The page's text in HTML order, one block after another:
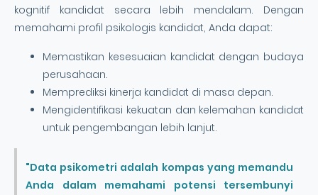
kognitif kandidat secara lebih mendalam. Dengan
memahami profil psikologis kandidat, Anda dapat:
Memastikan kesesuaian kandidat dengan budaya
perusahaan.
Memprediksi kinerja kandidat di masa depan.
Mengidentifikasi kekuatan dan kelemahan kandidat
untuk pengembangan lebih lanjut.
"Data psikometri adalah kompas yang memandu
Anda dalam memahami potensi tersembunyi